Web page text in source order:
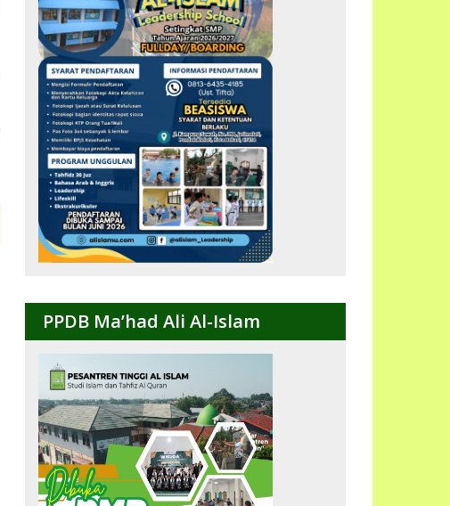
PPDB Ma’had Ali Al-Islam